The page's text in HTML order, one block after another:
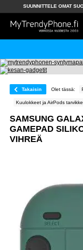
SUUNNITTELE OMAT
Takaisin Olet tässä:
Kuulokkeet ja AirPods
SAMSUNG
GAMEPAD
VIHREÄ